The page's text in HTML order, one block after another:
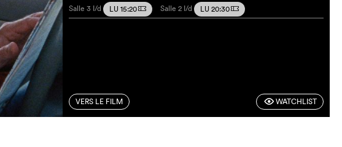
Salle 3 I/d LU 15:20m Salle 2 I/d LU 20:30m
VERS LE FILM FWATCHLIST